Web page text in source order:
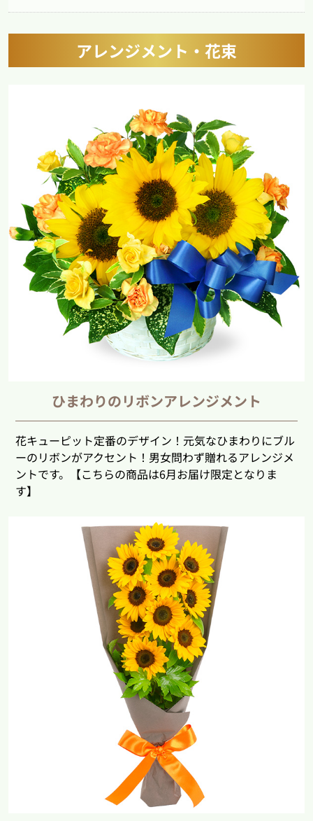
【原材料】
ホワイトエール：麦芽（大麦麦芽、小麦麦芽）（外国製造）、ホップ、小麦、
濃縮オレンジ果汁、オレンジピール、コリアンダーシード、ナツメグ
アレンジメント・花束
ひまわりのリボンアレンジメント
花キューピット定番のデザイン！元気なひまわりにブル
ーのリボンがアクセント！男女問わず贈れるアレンジメ
ントです。【こちらの商品は6月お届け限定となりま
す】